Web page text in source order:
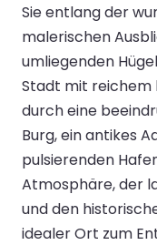
Sie entlang der
malerischen
umliegenden
Stadt mit reichem
durch eine
Burg, ein antikes
pulsierenden
Atmosphäre, der
und den
idealer Ort zum